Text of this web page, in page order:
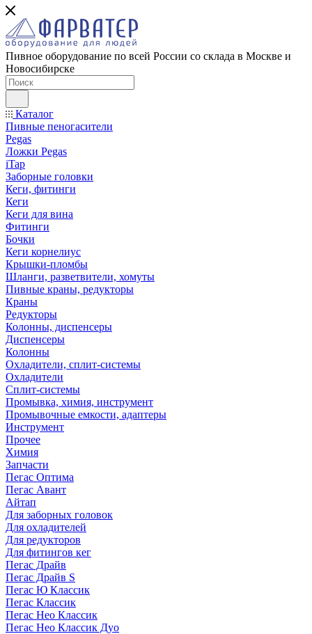
Пивное оборудование по всей России со склада в Москве и
Новосибирске
Каталог
Пивные пеногасители
Pegas
Ложки Pegas
iTap
Заборные головки
Кеги, фитинги
Кеги
Кеги для вина
Фитинги
Бочки
Кеги корнелиус
Крышки-пломбы
Шланги, разветвители, хомуты
Пивные краны, редукторы
Краны
Редукторы
Колонны, диспенсеры
Диспенсеры
Колонны
Охладители, сплит-системы
Охладители
Сплит-системы
Промывка, химия, инструмент
Промывочные емкости, адаптеры
Инструмент
Прочее
Химия
Запчасти
Пегас Оптима
Пегас Авант
Айтап
Для заборных головок
Для охладителей
Для редукторов
Для фитингов кег
Пегас Драйв
Пегас Драйв S
Пегас Ю Классик
Пегас Классик
Пегас Нео Классик
Пегас Нео Классик Дуо